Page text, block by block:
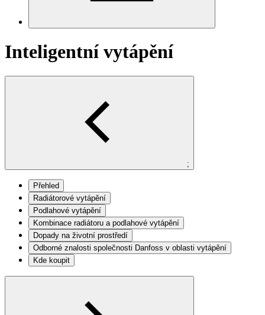
Inteligentní vytápění
;
Přehled
Radiátorové vytápění
Podlahové vytápění
Kombinace radiátoru a podlahové vytápění
Dopady na životní prostředí
Odborné znalosti společnosti Danfoss v oblasti vytápění
Kde koupit